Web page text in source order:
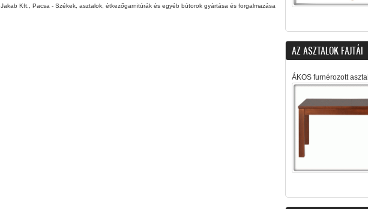
Jakab Kft., Pacsa - Székek, asztalok, étkezőgarnitúrák és egyéb bútorok gyártása és forgalmazása
AZ ASZTALOK FAJTÁI
ÁKOS furnérozott asztal